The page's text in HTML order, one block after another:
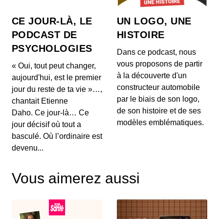
réellement propriétaire de sa suite bureaut...
Comment OpenAI devient un assistant
à la recherche en Maths
00:03:04 - IL Y A 1 MOIS
Aujourd'hui, on ne va pas parler de génération de
texte ou de simples résumés de réunions, mais d...
Intelligence artificielle : la presse
française réclame 80 millions d’euros à
Brave
00:03:14 - IL Y A 1 MOIS
Aujourd'hui, nous décortiquons ce qui s'annonce
europ...
trois leçons majeures à retenir de cet
00:03:11 - IL Y A 2 MOIS
CE JOUR-LÀ, LE
PODCAST DE
PSYCHOLOGIES
« Oui, tout peut changer,
aujourd'hui, est le premier
jour du reste de ta vie »…,
chantait Etienne
Daho. Ce jour-là… Ce
jour décisif où tout a
basculé. Où l’ordinaire est
devenu...
UN LOGO, UNE
HISTOIRE
Dans ce podcast, nous
vous proposons de partir
à la découverte d'un
constructeur automobile
par le biais de son logo,
de son histoire et de ses
modèles emblématiques.
Vous aimerez aussi